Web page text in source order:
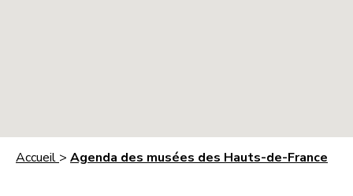
Accueil > Agenda des musées des Hauts-de-France